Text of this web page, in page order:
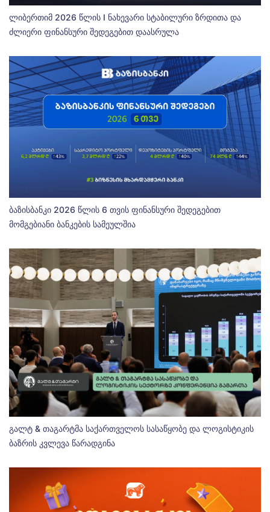
ლიბერთიმ 2026 წლის I ნახევარი სტაბილური ზრდითა და
ძლიერი ფინანსური შედეგებით დაასრულა
ბაზისბანკი 2026 წლის 6 თვის ფინანსური შედეგებით
მომგებიანი ბანკების სამეულშია
გალტ & თაგარტმა საქართველოს სასაწყობე და ლოგისტიკის
ბაზრის კვლევა წარადგინა